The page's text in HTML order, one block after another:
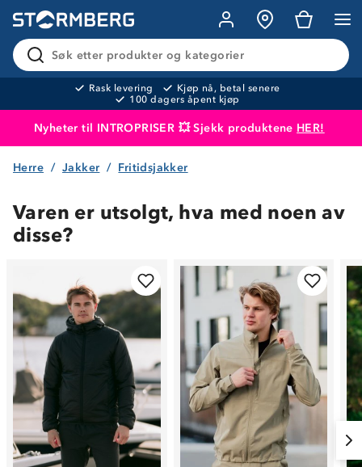
Søk etter produkter og kategorier
Rask levering
Kjøp nå, betal senere
100 dagers åpent kjøp
Nyheter til INTROPRISER 💥 Sjekk produktene HER!
Produktet er lagt i handlekurven
Herre Jakker Fritidsjakker
Varen er utsolgt, hva med noen av
disse?